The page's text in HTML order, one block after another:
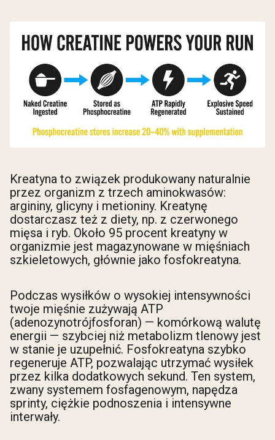
Kreatyna to związek produkowany naturalnie
przez organizm z trzech aminokwasów:
argininy, glicyny i metioniny. Kreatynę
dostarczasz też z diety, np. z czerwonego
mięsa i ryb. Około 95 procent kreatyny w
organizmie jest magazynowane w mięśniach
szkieletowych, głównie jako fosfokreatyna.
Podczas wysiłków o wysokiej intensywności
twoje mięśnie zużywają ATP
(adenozynotrójfosforan) — komórkową walutę
energii — szybciej niż metabolizm tlenowy jest
w stanie je uzupełnić. Fosfokreatyna szybko
regeneruje ATP, pozwalając utrzymać wysiłek
przez kilka dodatkowych sekund. Ten system,
zwany systemem fosfagenowym, napędza
sprinty, ciężkie podnoszenia i intensywne
interwały.